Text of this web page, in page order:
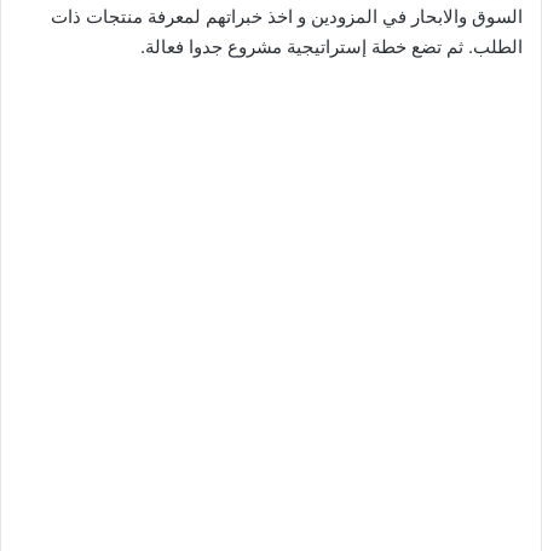
السوق والابحار في المزودين و اخذ خبراتهم لمعرفة منتجات ذات
الطلب. ثم تضع خطة إستراتيجية مشروع جدوا فعالة.